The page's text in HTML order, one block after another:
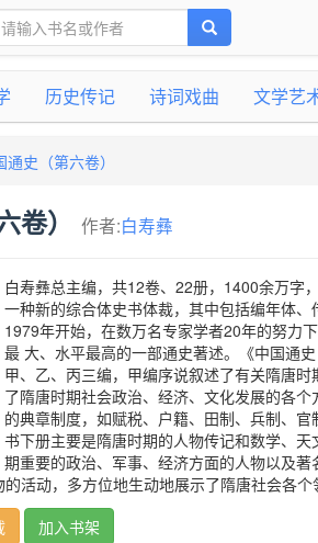
历史传记 诗词戏曲 文学艺
通史（第六卷）
卷） 作者:白寿彝
白寿彝总主编，共12卷、22册，1400余万字
一种新的综合体史书体裁，其中包括编年体
1979年开始，在数万名专家学者20年的努力
最 大、水平最高的一部通史著述。《中国
甲、乙、丙三编，甲编序说叙述了有关隋唐
了隋唐时期社会政治、经济、文化发展的各
的典章制度，如赋税、户籍、田制、兵制、
书下册主要是隋唐时期的人物传记和数学、
期重要的政治、军事、经济方面的人物以及
活动，多方位地生动地展示了隋唐社会各个
加入书架